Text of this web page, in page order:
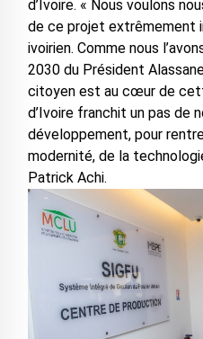
d’Ivoire. « Nous voulons
de ce projet extrêmement
ivoirien. Comme nous
2030 du Président
citoyen est au cœur de
d’Ivoire franchit un pas de
développement, pour
modernité, de la
Patrick Achi.